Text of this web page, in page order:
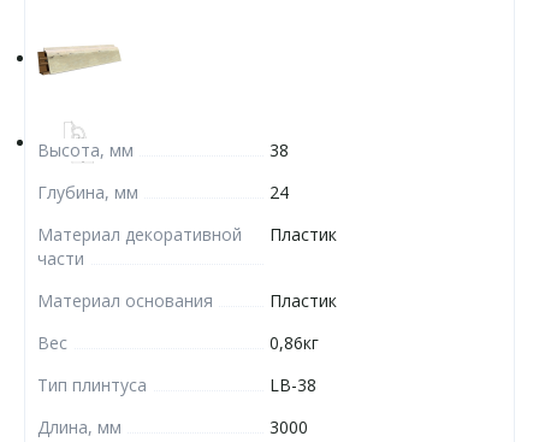
Высота, мм
38
Глубина, мм
24
Материал декоративной
части
Пластик
Материал основания
Пластик
Вес
0,86кг
Тип плинтуса
LB-38
Длина, мм
3000